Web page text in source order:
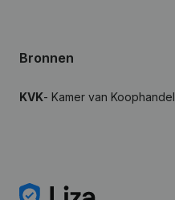
Bronnen
KVK- Kamer van Koophandel